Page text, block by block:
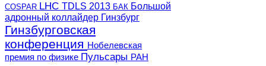
COSPAR LHC TDLS 2013 БАК Большой
адронный коллайдер Гинзбург
Гинзбурговская
конференция Нобелевская
премия по физике Пульсары РАН